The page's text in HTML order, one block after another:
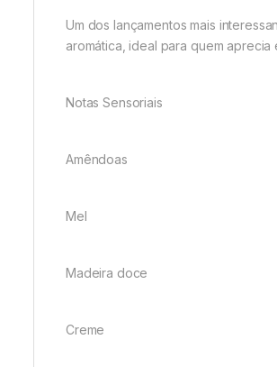
Um dos lançamentos mais
aromática, ideal para quem
Notas Sensoriais
Amêndoas
Mel
Madeira doce
Creme